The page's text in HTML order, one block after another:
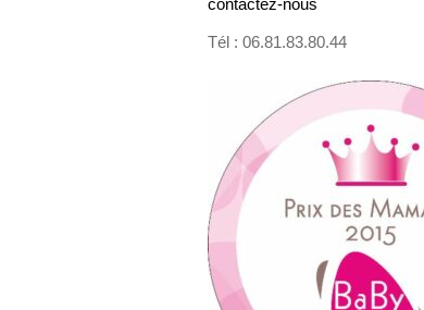
contactez-nous
Tél : 06.81.83.80.44